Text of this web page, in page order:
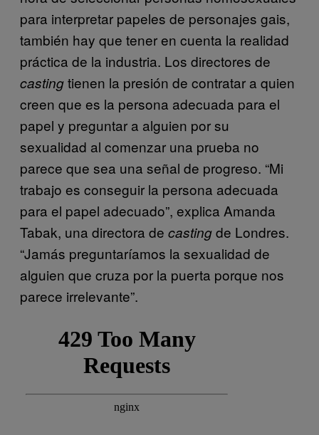
para interpretar papeles de personajes gais,
también hay que tener en cuenta la realidad
práctica de la industria. Los directores de
castingtienen la presión de contratar a quien
creen que es la persona adecuada para el
papel y preguntar a alguien por su
sexualidad al comenzar una prueba no
parece que sea una señal de progreso. “Mi
trabajo es conseguir la persona adecuada
para el papel adecuado”, explica Amanda
Tabak, una directora de castingde Londres.
“Jamás preguntaríamos la sexualidad de
alguien que cruza por la puerta porque nos
parece irrelevante”.